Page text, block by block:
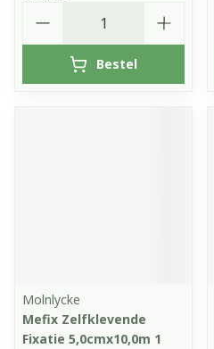
Bestel
Molnlycke
Mefix Zelfklevende
Fixatie 5,0cmx10,0m 1